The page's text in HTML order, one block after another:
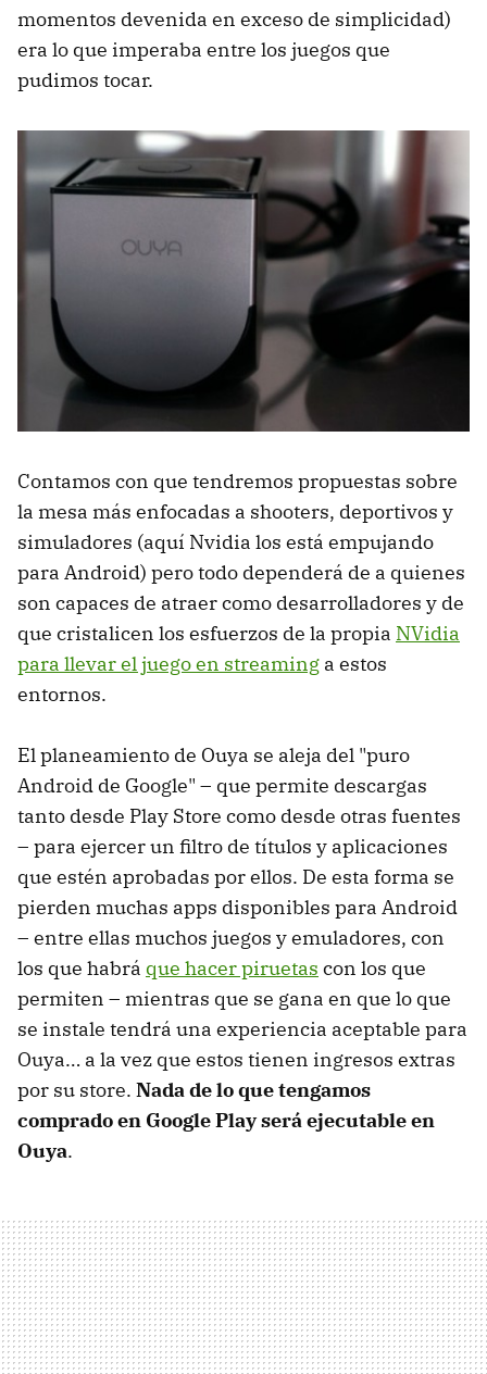
momentos devenida en exceso de simplicidad)
era lo que imperaba entre los juegos que
pudimos tocar.
Contamos con que tendremos propuestas sobre
la mesa más enfocadas a shooters, deportivos y
simuladores (aquí Nvidia los está empujando
para Android) pero todo dependerá de a quienes
son capaces de atraer como desarrolladores y de
que cristalicen los esfuerzos de la propia NVidia
para llevar el juego en streaming a estos
entornos.
El planeamiento de Ouya se aleja del "puro
Android de Google" – que permite descargas
tanto desde Play Store como desde otras fuentes
– para ejercer un filtro de títulos y aplicaciones
que estén aprobadas por ellos. De esta forma se
pierden muchas apps disponibles para Android
– entre ellas muchos juegos y emuladores, con
los que habrá que hacer piruetas con los que
permiten – mientras que se gana en que lo que
se instale tendrá una experiencia aceptable para
Ouya… a la vez que estos tienen ingresos extras
por su store. Nada de lo que tengamos
comprado en Google Play será ejecutable en
Ouya.